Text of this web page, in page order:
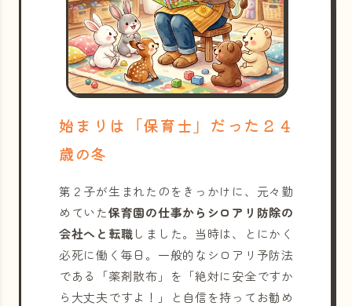
始まりは「保育士」だった２４
歳の冬
第２子が生まれたのをきっかけに、元々勤
めていた保育園の仕事からシロアリ防除の
会社へと転職しました。当時は、とにかく
必死に働く毎日。一般的なシロアリ予防法
である「薬剤散布」を「絶対に安全ですか
ら大丈夫ですよ！」と自信を持ってお勧め